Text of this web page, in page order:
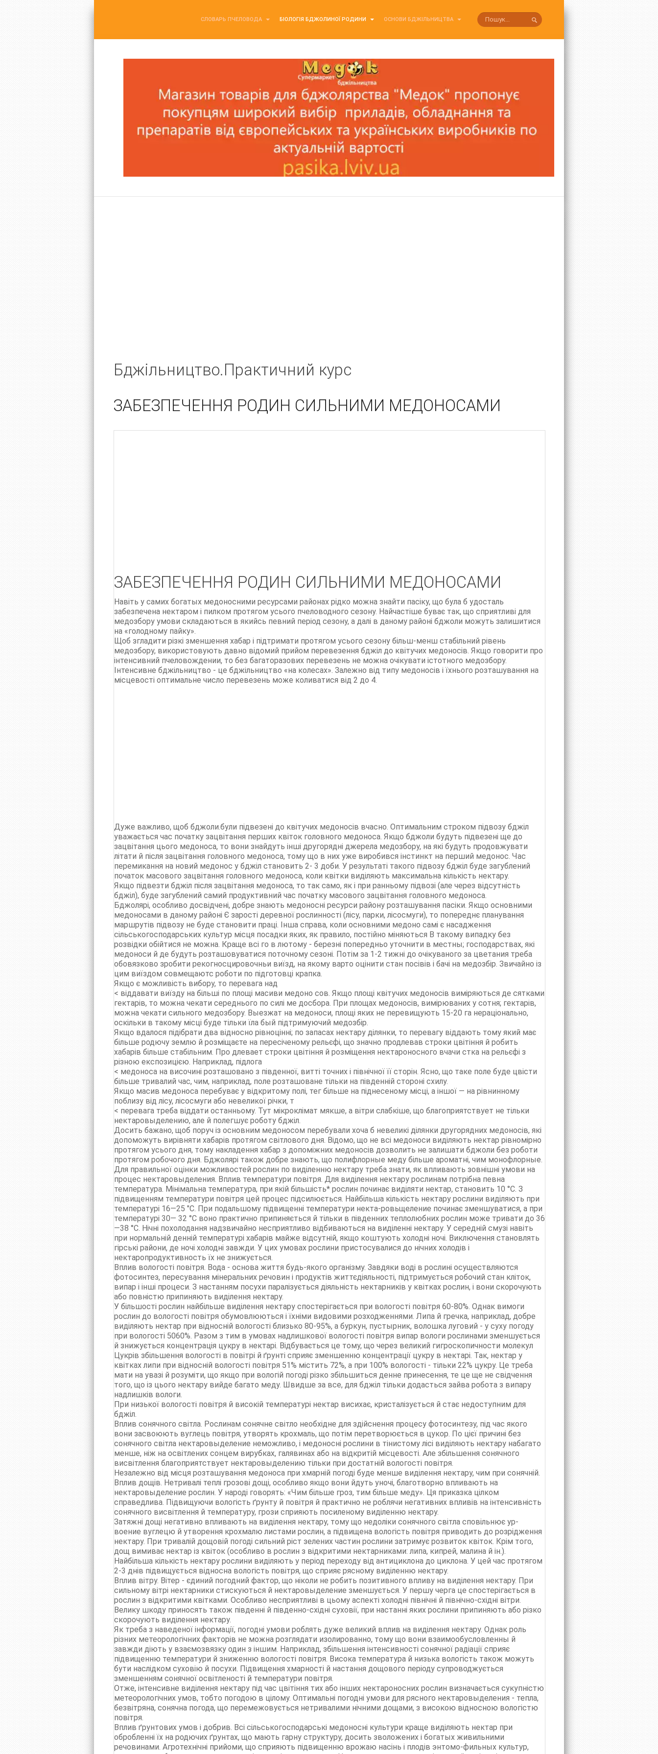
СЛОВАРЬ ПЧЕЛОВОДА БІОЛОГІЯ БДЖОЛИНОЇ РОДИНИ ОСНОВИ БДЖІЛЬНИЦТВА
Бджільництво.Практичний курс
ЗАБЕЗПЕЧЕННЯ РОДИН СИЛЬНИМИ МЕДОНОСАМИ
ЗАБЕЗПЕЧЕННЯ РОДИН СИЛЬНИМИ МЕДОНОСАМИ
Навіть у самих богатых медоносними ресурсами районах рідко можна знайти пасіку, що була б удосталь
забезпечена нектаром і пилком протягом усього пчеловодного сезону. Найчастіше буває так, що сприятливі для
медозбору умови складаються в якийсь певний період сезону, а далі в даному районі бджоли можуть залишитися
на «голодному пайку».
Щоб згладити різкі зменшення хабар і підтримати протягом усього сезону більш-менш стабільний рівень
медозбору, використовують давно відомий прийом перевезення бджіл до квітучих медоносів. Якщо говорити про
інтенсивний пчеловождении, то без багаторазових перевезень не можна очікувати істотного медозбору.
Інтенсивне бджільництво - це бджільництво «на колесах». Залежно від типу медоносів і їхнього розташування на
місцевості оптимальне число перевезень може коливатися від 2 до 4.
Дуже важливо, щоб бджоли.були підвезені до квітучих медоносів вчасно. Оптимальним строком підвозу бджіл
уважається час початку зацвітання перших квіток головного медоноса. Якщо бджоли будуть підвезені ще до
зацвітання цього медоноса, то вони знайдуть інші другорядні джерела медозбору, на які будуть продовжувати
літати й після зацвітання головного медоноса, тому що в них уже виробився інстинкт на перший медонос. Час
перемикання на новий медонос у бджіл становить 2- 3 доби. У результаті такого підвозу бджіл буде загублений
початок масового зацвітання головного медоноса, коли квітки виділяють максимальна кількість нектару.
Якщо підвезти бджіл після зацвітання медоноса, то так само, як і при ранньому підвозі (але через відсутність
бджіл), буде загублений самий продуктивний час початку масового зацвітання головного медоноса.
Бджолярі, особливо досвідчені, добре знають медоносні ресурси району розташування пасіки. Якщо основними
медоносами в даному районі Є зарості деревної рослинності (лісу, парки, лісосмуги), то попереднє планування
маршрутів підвозу не буде становити праці. Інша справа, коли основними медоно самі є насадження
сільськогосподарських культур місця посадки яких, як правило, постійно міняються В такому випадку без
розвідки обійтися не можна. Краще всі го в лютому - березні попередньо уточнити в местны; господарствах, які
медоноси й де будуть розташовуватися поточному сезоні. Потім за 1-2 тижні до очікуваного за цветания треба
обовязково зробити рекогносцировочньи виїзд, на якому варто оцінити стан посівів і бачі на медозбір. Звичайно із
цим виїздом совмещаютс роботи по підготовці крапка.
Якщо є можливість вибору, то перевага над
< віддавати виїзду на більші по площі масиви медоно сов. Якщо площі квітучих медоносів виміряються де сятками
гектарів, то можна чекати середнього по силі ме досбора. При площах медоносів, вимірюваних у сотня; гектарів,
можна чекати сильного медозбору. Выезжат на медоноси, площі яких не перевищують 15-20 га нераціонально,
оскільки в такому місці буде тільки їла бый підтримуючий медозбір.
Якщо вдалося підібрати два відносно рівноцінні; по запасах нектару ділянки, то перевагу віддають тому який має
більше родючу землю й розміщаєте на пересіченому рельєфі, що значно продлевав строки цвітіння й робить
хабарів більше стабільним. Про длевает строки цвітіння й розміщення нектароносного вчачи стка на рельєфі з
різною експозицією. Наприклад, підлога
< медоноса на височині розташовано з південної, витті точних і північної її сторін. Ясно, що таке поле буде цвісти
більше тривалий час, чим, наприклад, поле розташоване тільки на південній стороні схилу.
Якщо масив медоноса перебуває у відкритому полі, тег більше на піднесеному місці, а іншої — на рівнинному
поблизу від лісу, лісосмуги або невеликої річки, т
< перевага треба віддати останньому. Тут мікроклімат мякше, а вітри слабкіше, що благоприятствует не тільки
нектаровыделению, але й полегшує роботу бджіл.
Досить бажано, щоб поруч із основним медоносом перебували хоча б невеликі ділянки другорядних медоносів, які
допоможуть вирівняти хабарів протягом світлового дня. Відомо, що не всі медоноси виділяють нектар рівномірно
протягом усього дня, тому накладення хабар з допоміжних медоносів дозволить не залишати бджоли без роботи
протягом робочого дня. Бджолярі також добре знають, що полифлорные меду більше ароматні, чим монофлорные.
Для правильної оцінки можливостей рослин по виділенню нектару треба знати, як впливають зовнішні умови на
процес нектаровыделения. Вплив температури повітря. Для виділення нектару рослинам потрібна певна
температура. Мінімальна температура, при якій більшість* рослин починає виділяти нектар, становить 10 °С. З
підвищенням температури повітря цей процес підсилюється. Найбільша кількість нектару рослини виділяють при
температурі 16—25 "С. При подальшому підвищенні температури некта-ровьщеление починає зменшуватися, а при
температурі 30— 32 °С воно практично припиняється й тільки в південних теплолюбних рослин може тривати до 36
—38 °С. Нічні похолодання надзвичайно несприятливо відбиваються на виділенні нектару. У середній смузі навіть
при нормальній денній температурі хабарів майже відсутній, якщо коштують холодні ночі. Виключення становлять
гірські райони, де ночі холодні завжди. У цих умовах рослини пристосувалися до нічних холодів і
нектаропродуктивность їх не знижується.
Вплив вологості повітря. Вода - основа життя будь-якого організму. Завдяки воді в рослині осуществляются
фотосинтез, пересування мінеральних речовин і продуктів життєдіяльності, підтримується робочий стан кліток,
випар і інші процеси. З настанням посухи паралізується діяльність нектарників у квітках рослин, і вони скорочують
або повністю припиняють виділення нектару.
У більшості рослин найбільше виділення нектару спостерігається при вологості повітря 60-80%. Однак вимоги
рослин до вологості повітря обумовлюються і їхніми видовими розходженнями. Липа й гречка, наприклад, добре
виділяють нектар при відносній вологості близько 80-95%, а буркун, пустырник, волошка луговий - у суху погоду
при вологості 5060%. Разом з тим в умовах надлишкової вологості повітря випар вологи рослинами зменшується
й знижується концентрація цукру в нектарі. Відбувається це тому, що через великий гигроскопичности молекул
Цукрів збільшення вологості в повітрі й ґрунті сприяє зменшенню концентрації цукру в нектарі. Так, нектар у
квітках липи при відносній вологості повітря 51% містить 72%, а при 100% вологості - тільки 22% цукру. Це треба
мати на увазі й розуміти, що якщо при вологій погоді різко збільшиться денне принесення, те це ще не свідчення
того, що із цього нектару вийде багато меду. Швидше за все, для бджіл тільки додасться зайва робота з випару
надлишків вологи.
При низької вологості повітря й високій температурі нектар висихає, кристалізується й стає недоступним для
бджіл.
Вплив сонячного світла. Рослинам сонячне світло необхідне для здійснення процесу фотосинтезу, під час якого
вони засвоюють вуглець повітря, утворять крохмаль, що потім перетворюється в цукор. По цієї причині без
сонячного світла нектаровыделение неможливо, і медоносні рослини в тінистому лісі виділяють нектару набагато
менше, ніж на освітлених сонцем вирубках, галявинах або на відкритій місцевості. Але збільшення сонячного
висвітлення благоприятствует нектаровыделению тільки при достатній вологості повітря.
Незалежно від місця розташування медоноса при хмарній погоді буде менше виділення нектару, чим при сонячній.
Вплив дощів. Нетривалі теплі грозові дощі, особливо якщо вони йдуть уночі, благотворно впливають на
нектаровыделение рослин. У народі говорять: «Чим більше гроз, тим більше меду». Ця приказка цілком
справедлива. Підвищуючи вологість ґрунту й повітря й практично не роблячи негативних впливів на інтенсивність
сонячного висвітлення й температуру, грози сприяють посиленому виділенню нектару.
Затяжні дощі негативно впливають на виділення нектару, тому що недоліки сонячного світла сповільнює ур-
воение вуглецю й утворення крохмалю листами рослин, а підвищена вологість повітря приводить до розрідження
нектару. При тривалій дощовій погоді сильний ріст зелених частин рослини затримує розвиток квіток. Крім того,
дощ вимиває нектар із квіток (особливо в рослин з відкритими нектарниками: липа, кипрей, малина й ін.).
Найбільша кількість нектару рослини виділяють у період переходу від антициклона до циклона. У цей час протягом
2-3 днів підвищується відносна вологість повітря, що сприяє рясному виділенню нектару.
Вплив вітру. Вітер - єдиний погодний фактор, що ніколи не робить позитивного впливу на виділення нектару. При
сильному вітрі нектарники стискуються й нектаровыделение зменшується. У першу черга це спостерігається в
рослин з відкритими квітками. Особливо несприятливі в цьому аспекті холодні північні й північно-східні вітри.
Велику шкоду приносять також південні й південно-східні суховії, при настанні яких рослини припиняють або різко
скорочують виділення нектару.
Як треба з наведеної інформації, погодні умови роблять дуже великий вплив на виділення нектару. Однак роль
різних метеорологічних факторів не можна розглядати изолированно, тому що вони взаимообусловленны й
завжди діють у взаємозвязку один з іншим. Наприклад, збільшення інтенсивності сонячної радіації сприяє
підвищенню температури й зниженню вологості повітря. Висока температура й низька вологість також можуть
бути наслідком суховію й посухи. Підвищення хмарності й настання дощового періоду супроводжується
зменшенням сонячної освітленості й температури повітря.
Отже, інтенсивне виділення нектару під час цвітіння тих або інших нектароносних рослин визначається сукупністю
метеорологічних умов, тобто погодою в цілому. Оптимальні погодні умови для рясного нектаровыделения - тепла,
безвітряна, сонячна погода, що перемежовується нетривалими нічними дощами, з високою відносною вологістю
повітря.
Вплив ґрунтових умов і добрив. Всі сільськогосподарські медоносні культури краще виділяють нектар при
обробленні їх на родючих ґрунтах, що мають гарну структуру, досить зволожених і богатых живильними
речовинами. Агротехнічні прийоми, що сприяють підвищенню врожаю насінь і плодів энтомо-фильных культур,